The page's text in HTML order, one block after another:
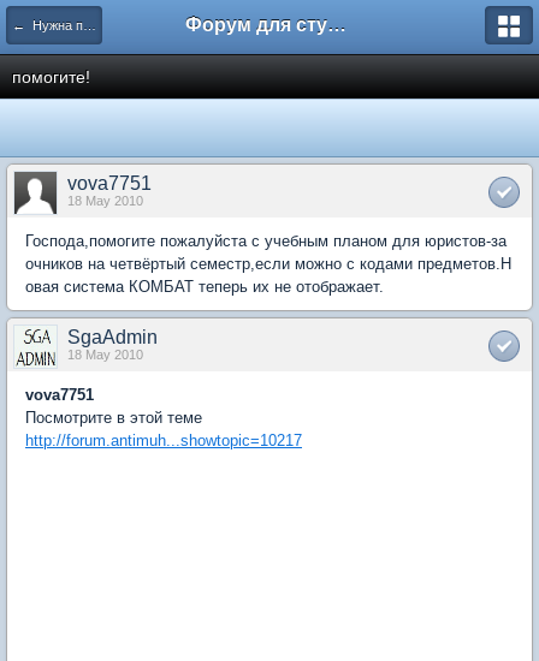
← Нужна помощь Форум для студента СГА
помогите!
vova7751
18 May 2010
Господа,помогите пожалуйста с учебным планом для юристов-за
очников на четвёртый семестр,если можно с кодами предметов.Н
овая система КОМБАТ теперь их не отображает.
SgaAdmin
18 May 2010
vova7751
Посмотрите в этой теме
http://forum.antimuh...showtopic=10217